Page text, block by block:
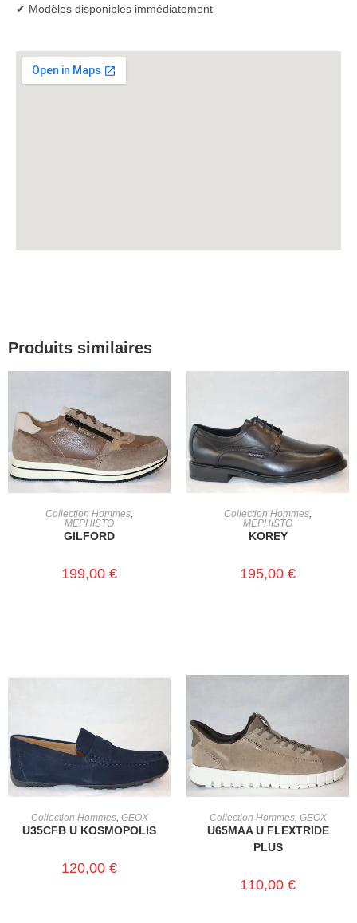
✔ Modèles disponibles immédiatement
Produits similaires
CHOIX DES OPTIONS
Collection Hommes
MEPHISTO
GILFORD
199,00 €
CHOIX DES OPTIONS
Collection Hommes
MEPHISTO
KOREY
195,00 €
CHOIX DES OPTIONS
Collection Hommes, GEOX
U35CFB U KOSMOPOLIS
120,00 €
CHOIX DES OPTIONS
Collection Hommes, GEOX
U65MAA U FLEXTRIDE
PLUS
110,00 €